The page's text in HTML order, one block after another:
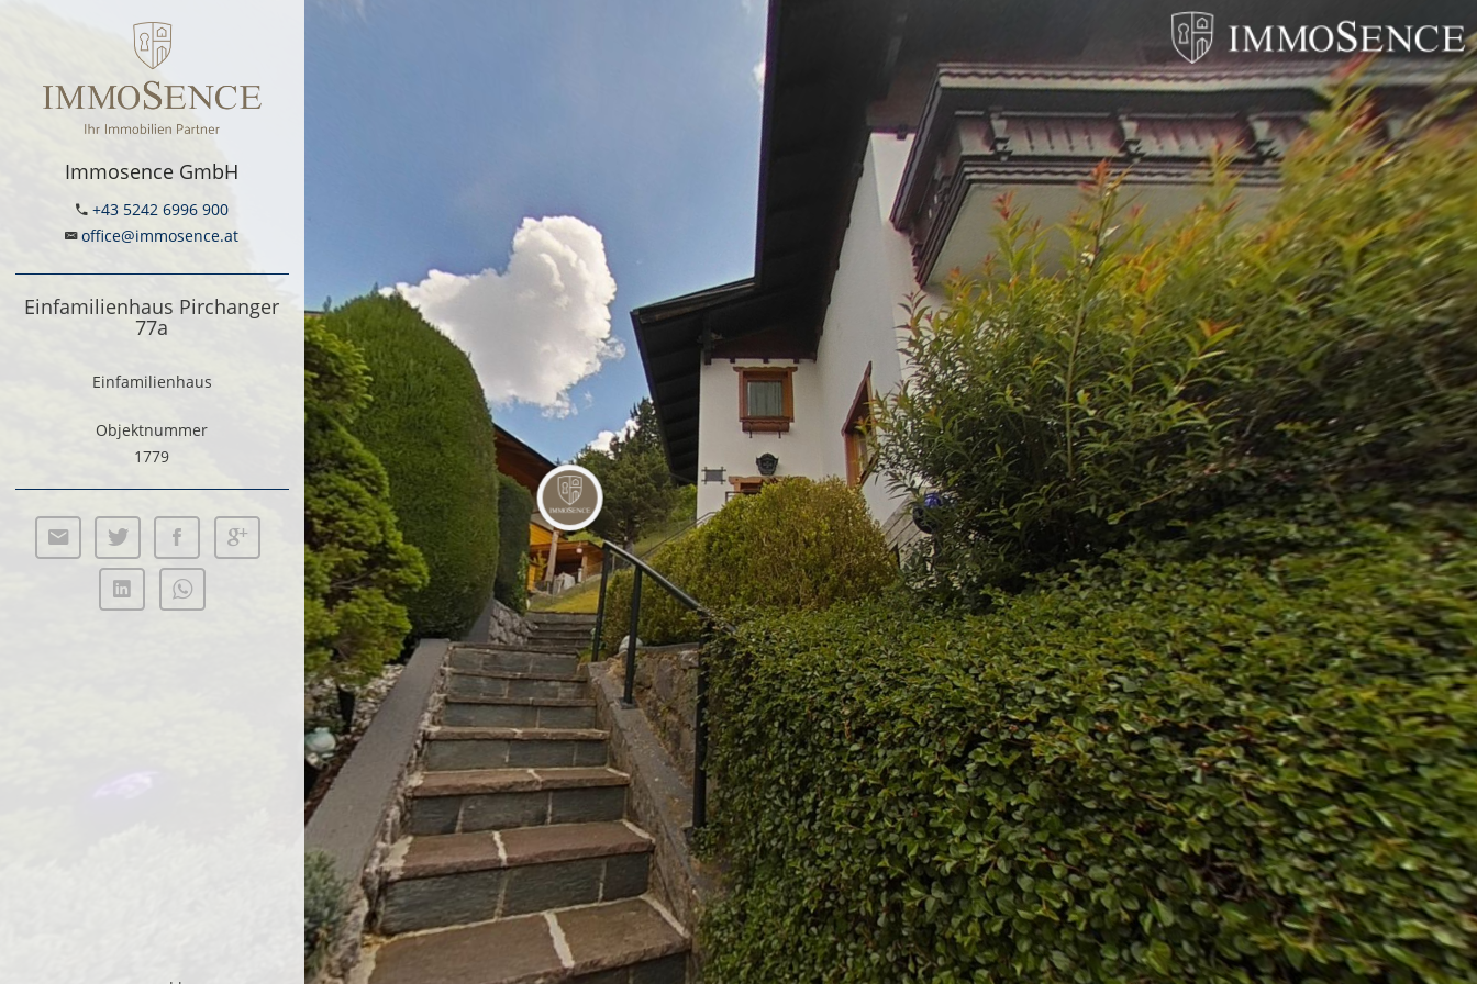
Immosence GmbH
+43 5242 6996 900
office@immosence.at
Einfamilienhaus Pirchanger
77a
Einfamilienhaus
Objektnummer
1779